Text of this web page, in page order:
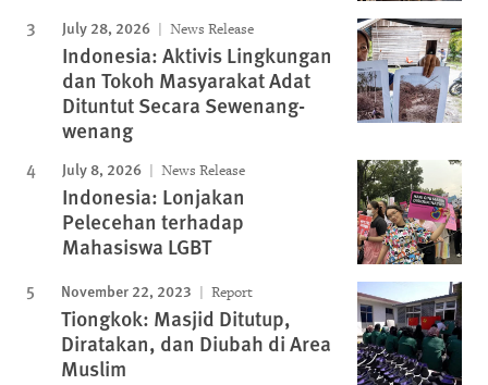
July 28, 2026 News Release
Indonesia: Aktivis Lingkungan
dan Tokoh Masyarakat Adat
Dituntut Secara Sewenang-
wenang
July 8, 2026 News Release
Indonesia: Lonjakan
Pelecehan terhadap
Mahasiswa LGBT
November 22, 2023 Report
Tiongkok: Masjid Ditutup,
Diratakan, dan Diubah di Area
Muslim